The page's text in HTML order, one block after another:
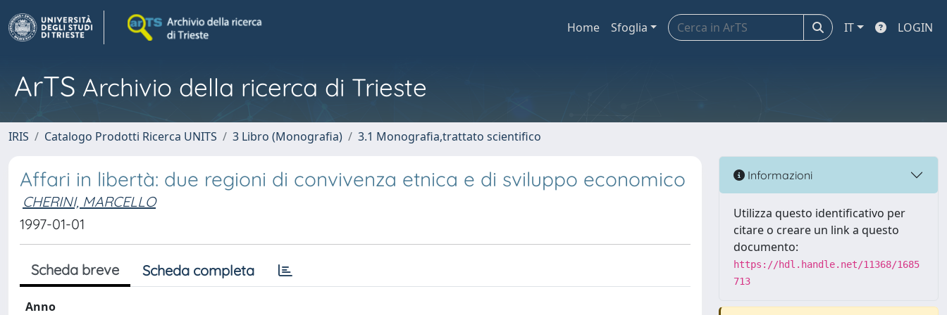
Home Sfoglia IT LOGIN
ArTS Archivio della ricerca di Trieste
IRIS Catalogo Prodotti Ricerca UNITS 3 Libro (Monografia) 3.1 Monografia,trattato scientifico
Affari in libertà: due regioni di convivenza etnica e di sviluppo economico
CHERINI, MARCELLO
1997-01-01
Scheda breve Scheda completa
Anno
Informazioni
Utilizza questo identificativo per
citare o creare un link a questo
documento:
https://hdl.handle.net/11368/1685
713